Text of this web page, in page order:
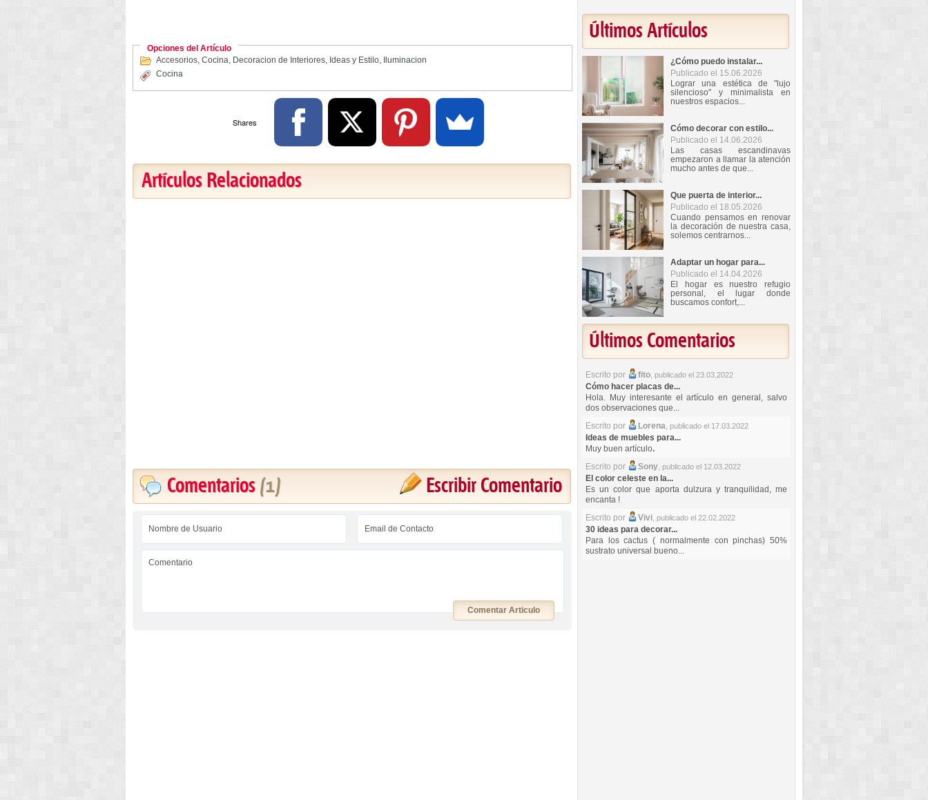
Opciones del Artículo
Accesorios, Cocina, Decoracion de Interiores, Ideas y Estilo,
Iluminacion
Cocina
Shares
Artículos Relacionados
Escribir Comentario
Comentarios (1)
Comentar Articulo
Últimos Artículos
¿Cómo puedo instalar...
Publicado el 15.06.2026
Lograr una estética de "lujo
silencioso" y minimalista en
nuestros espacios...
Cómo decorar con estilo...
Publicado el 14.06.2026
Las casas escandinavas
empezaron a llamar la atención
mucho antes de que...
Que puerta de interior...
Publicado el 18.05.2026
Cuando pensamos en renovar
la decoración de nuestra casa,
solemos centrarnos...
Adaptar un hogar para...
Publicado el 14.04.2026
El hogar es nuestro refugio
personal, el lugar donde
buscamos confort,...
Últimos Comentarios
Escrito por fito, publicado el 23.03.2022
Cómo hacer placas de...
Hola. Muy interesante el artículo en general, salvo
dos observaciones que...
Escrito por
Lorena, publicado el 17.03.2022
Ideas de muebles para...
Muy buen artículo.
Escrito por
Sony, publicado el 12.03.2022
El color celeste en la...
Es un color que aporta dulzura y tranquilidad, me
encanta !
Escrito por
Vivi, publicado el 22.02.2022
30 ideas para decorar...
Para los cactus ( normalmente con pinchas) 50%
sustrato universal bueno...